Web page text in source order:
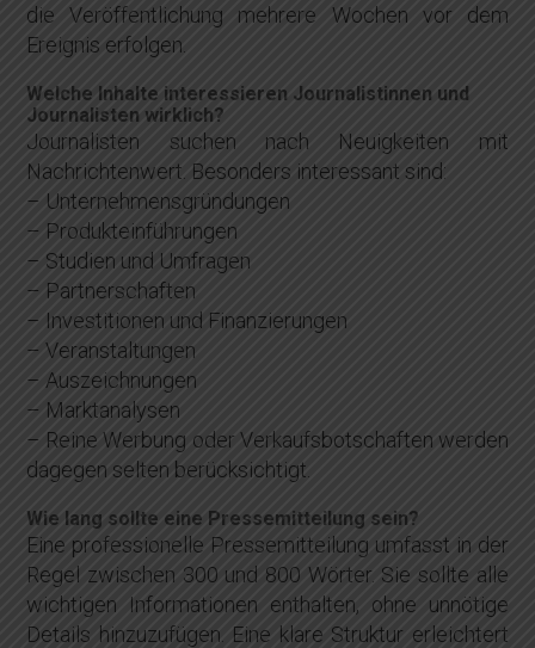
die Veröffentlichung mehrere Wochen vor dem
Ereignis erfolgen.
Welche Inhalte interessieren Journalistinnen und
Journalisten wirklich?
Journalisten suchen nach Neuigkeiten mit
Nachrichtenwert. Besonders interessant sind:
– Unternehmensgründungen
– Produkteinführungen
– Studien und Umfragen
– Partnerschaften
– Investitionen und Finanzierungen
– Veranstaltungen
– Auszeichnungen
– Marktanalysen
– Reine Werbung oder Verkaufsbotschaften werden
dagegen selten berücksichtigt.
Wie lang sollte eine Pressemitteilung sein?
Eine professionelle Pressemitteilung umfasst in der
Regel zwischen 300 und 800 Wörter. Sie sollte alle
wichtigen Informationen enthalten, ohne unnötige
Details hinzuzufügen. Eine klare Struktur erleichtert